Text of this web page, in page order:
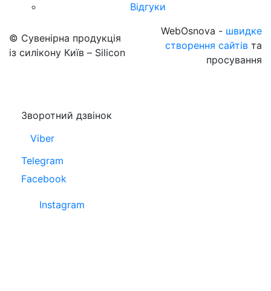
Відгуки
© Сувенірна продукція
із силікону Київ – Silicon
WebOsnova - швидке
створення сайтів та
просування
Зворотний дзвінок
Viber
Telegram
Facebook
Instagram